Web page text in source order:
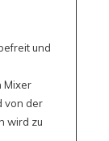
und
Mixer
von der
wird zu